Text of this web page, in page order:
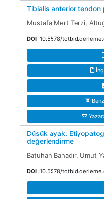
Tibialis anterior tendon
Mustafa Mert Terzi,
DOI :10.5578/
Düşük ayak:
değerlendirme
Batuhan Bahadır, Umut
DOI :10.5578/